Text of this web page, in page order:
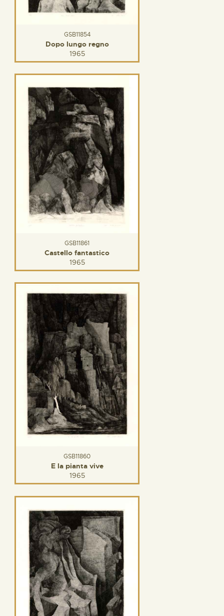
GSB11854
Dopo lungo regno
1965
GSB11861
Castello fantastico
1965
GSB11860
E la pianta vive
1965